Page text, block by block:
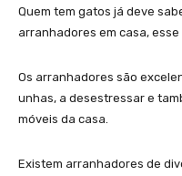
Quem tem gatos já deve
arranhadores em casa, esse
Os arranhadores são
unhas, a desestressar e
móveis da casa.
Existem arranhadores de